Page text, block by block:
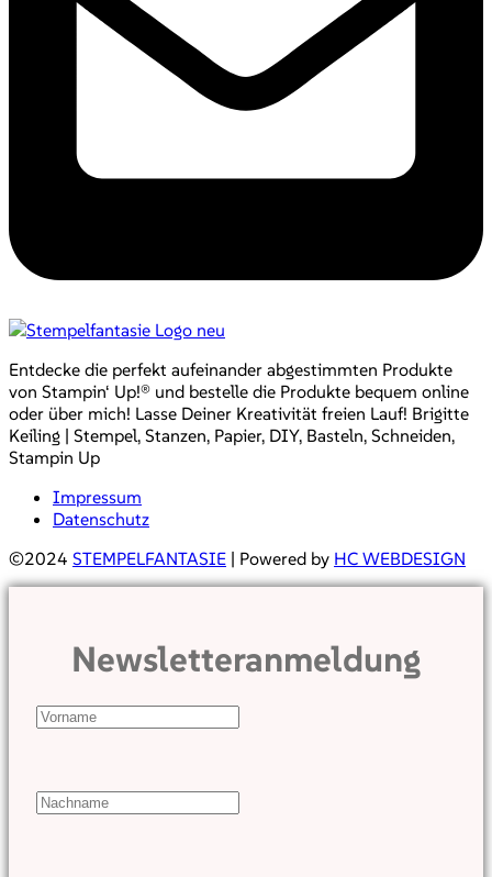
Entdecke die perfekt aufeinander abgestimmten Produkte
von Stampin‘ Up!® und bestelle die Produkte bequem online
oder über mich! Lasse Deiner Kreativität freien Lauf! Brigitte
Keiling | Stempel, Stanzen, Papier, DIY, Basteln, Schneiden,
Stampin Up
Impressum
Datenschutz
©2024 STEMPELFANTASIE | Powered by HC WEBDESIGN
Newsletteranmeldung